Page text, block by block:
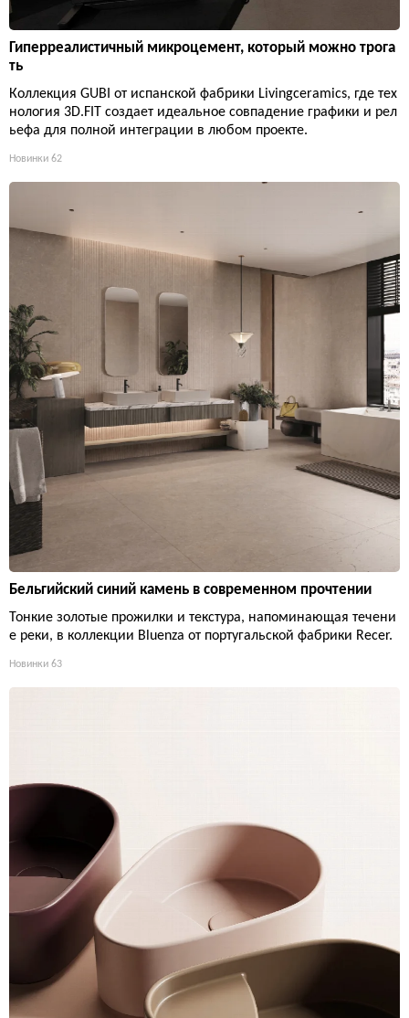
Гиперреалистичный микроцемент, который можно трога
ть
Коллекция GUBI от испанской фабрики Livingceramics, где тех
нология 3D.FIT создает идеальное совпадение графики и рел
ьефа для полной интеграции в любом проекте.
Новинки 62
Бельгийский синий камень в современном прочтении
Тонкие золотые прожилки и текстура, напоминающая течени
е реки, в коллекции Bluenza от португальской фабрики Recer.
Новинки 63